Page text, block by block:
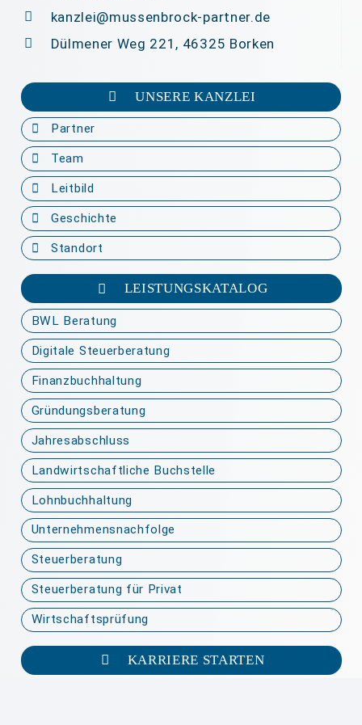
kanzlei@mussenbrock-partner.de
Dülmener Weg 221, 46325 Borken
UNSERE KANZLEI
Partner
Team
Leitbild
Geschichte
Standort
LEISTUNGSKATALOG
BWL Beratung
Digitale Steuerberatung
Finanzbuchhaltung
Gründungsberatung
Jahresabschluss
Landwirtschaftliche Buchstelle
Lohnbuchhaltung
Unternehmensnachfolge
Steuerberatung
Steuerberatung für Privat
Wirtschaftsprüfung
KARRIERE STARTEN